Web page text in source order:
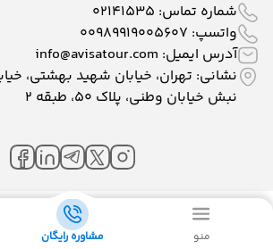
منو مشاوره رایگان
شماره تماس: 02141535
واتسپ: 00989919005607
آدرس ایمیل: info@avisatour.com
نشانی: تهران، خیابان شهید بهشتی،
نبش خیابان وطنی، پلاک ۵۰، طبقه 2
طراحی سایت بهینه سازی سایت